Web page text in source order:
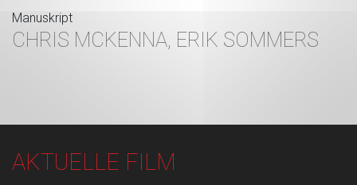
Manuskript
CHRIS MCKENNA, ERIK SOMMERS
AKTUELLE FILM